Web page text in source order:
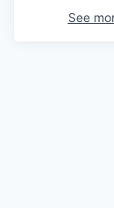
See